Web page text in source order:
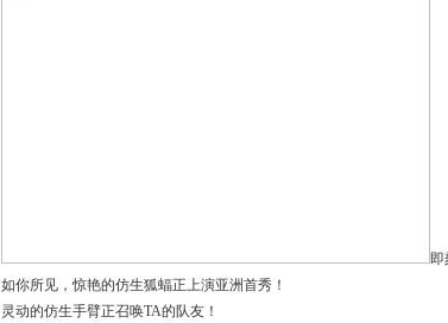
即
如你所见，惊艳的仿生狐蝠正上演亚洲首秀！
灵动的仿生手臂正召唤TA的队友！